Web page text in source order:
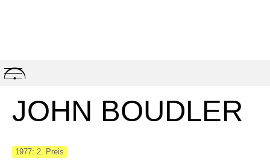
Skip
to
JOHN BOUDLER
1977: 2. Preis